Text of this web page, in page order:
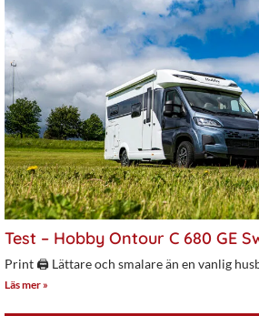
Test – Hobby Ontour C 680 GE
Print 🖨 Lättare och smalare än en vanlig
Läs mer »